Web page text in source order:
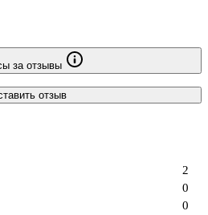
не были столпам
за отзывы
отзыв
0
0
2